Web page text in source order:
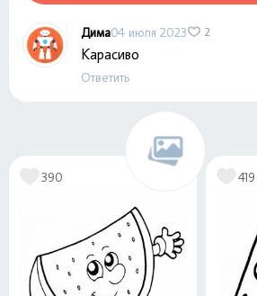
Дима04 июля 2023 2
Карасиво
Ответить
390 419